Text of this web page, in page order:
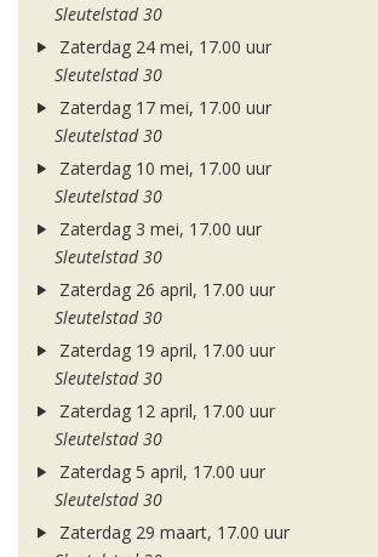
Sleutelstad 30
Zaterdag 24 mei, 17.00 uur
Sleutelstad 30
Zaterdag 17 mei, 17.00 uur
Sleutelstad 30
Zaterdag 10 mei, 17.00 uur
Sleutelstad 30
Zaterdag 3 mei, 17.00 uur
Sleutelstad 30
Zaterdag 26 april, 17.00 uur
Sleutelstad 30
Zaterdag 19 april, 17.00 uur
Sleutelstad 30
Zaterdag 12 april, 17.00 uur
Sleutelstad 30
Zaterdag 5 april, 17.00 uur
Sleutelstad 30
Zaterdag 29 maart, 17.00 uur